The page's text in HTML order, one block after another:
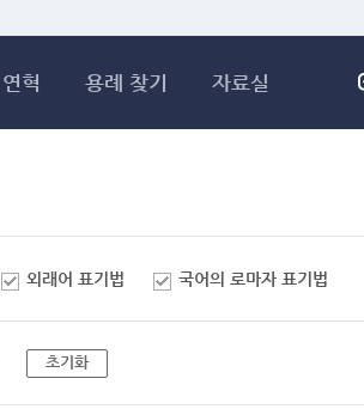
혁 용례 찾기 자료실
외래어 표기법 국어의 로마자 표기법
초기화